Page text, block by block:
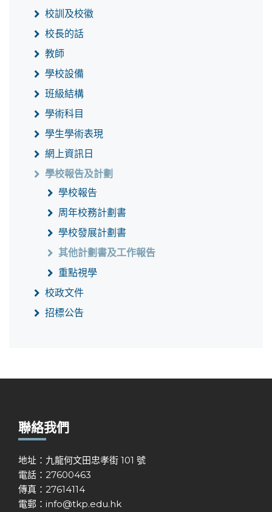
校訓及校徽
校長的話
教師
學校設備
班級結構
學術科目
學生學術表現
網上資訊日
學校報告及計劃
學校報告
周年校務計劃書
學校發展計劃書
其他計劃書及工作報告
重點視學
校政文件
招標公告
聯絡我們
地址：九龍何文田忠孝街 101 號
電話：27600463
傳真：27614114
電郵： info@tkp.edu.hk